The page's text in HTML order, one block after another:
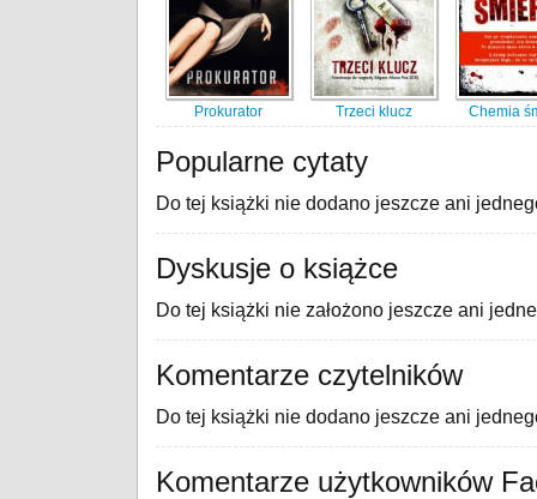
Prokurator Trzeci klucz Chemia
Popularne cytaty
Do tej książki nie dodano jeszcze ani
Dyskusje o książce
Do tej książki nie założono jeszcze ani
Komentarze czytelników
Do tej książki nie dodano jeszcze ani
Komentarze użytkowników